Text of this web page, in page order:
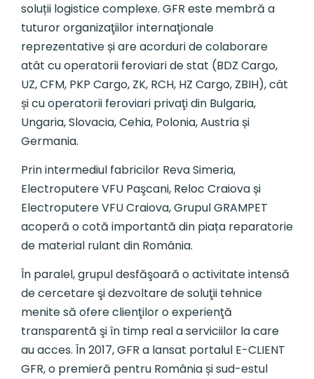
soluții logistice complexe. GFR este membră a
tuturor organizaţiilor internaţionale
reprezentative și are acorduri de colaborare
atât cu operatorii feroviari de stat (BDZ Cargo,
UZ, CFM, PKP Cargo, ZK, RCH, HZ Cargo, ZBIH), cât
și cu operatorii feroviari privaţi din Bulgaria,
Ungaria, Slovacia, Cehia, Polonia, Austria și
Germania.
Prin intermediul fabricilor Reva Simeria,
Electroputere VFU Paşcani, Reloc Craiova și
Electroputere VFU Craiova, Grupul GRAMPET
acoperă o cotă importantă din piața reparatorie
de material rulant din România.
În paralel, grupul desfăşoară o activitate intensă
de cercetare şi dezvoltare de soluţii tehnice
menite să ofere clienţilor o experienţă
transparentă şi în timp real a serviciilor la care
au acces. În 2017, GFR a lansat portalul E-CLIENT
GFR, o premieră pentru România și sud-estul